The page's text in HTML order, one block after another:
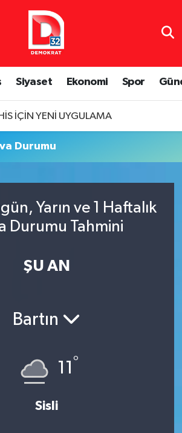
Siyaset Ekonomi Spor
İÇİN YENİ UYGULAMA
Durumu
Yarın ve 1 Haftalık
Durumu Tahmini
ŞU AN
Bartın
11 °
Sisli
Eczaneler
Durumu
Haberleri